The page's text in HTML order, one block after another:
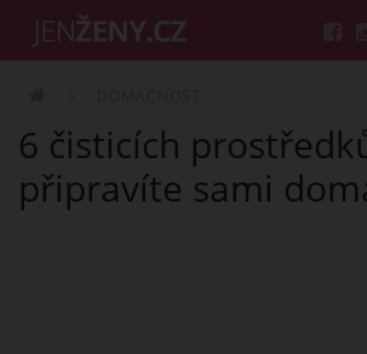
6 čisticích
připravíte sami